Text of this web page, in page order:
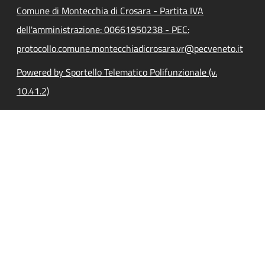
Comune di Montecchia di Crosara - Partita IVA
dell'amministrazione: 00661950238 - PEC:
protocollo.comune.montecchiadicrosara.vr@pecveneto.it
Powered by Sportello Telematico Polifunzionale (v.
10.41.2)